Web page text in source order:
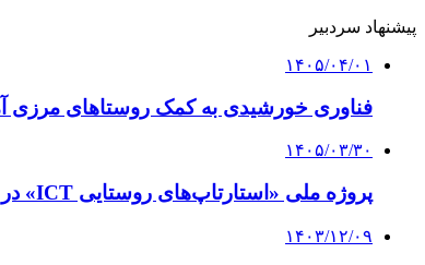
پیشنهاد سردبیر
۱۴۰۵/۰۴/۰۱
فناوری خورشیدی به کمک روستاهای مرزی
۱۴۰۵/۰۳/۳۰
پروژه ملی «استارتاپ‌های روستایی ICT» در ۳ استان کلید خورد
۱۴۰۳/۱۲/۰۹